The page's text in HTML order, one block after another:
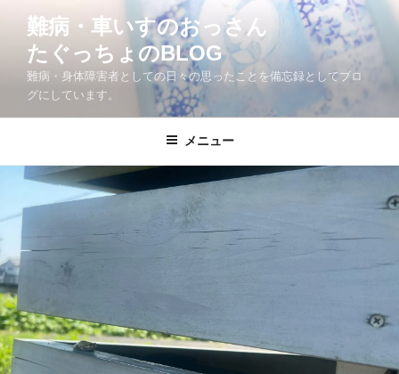
へ
難病・車いすのおっさん
たぐっちょのBLOG
難病・身体障害者としての日々の思ったことを備忘録としてブロ
グにしています。
メニュー